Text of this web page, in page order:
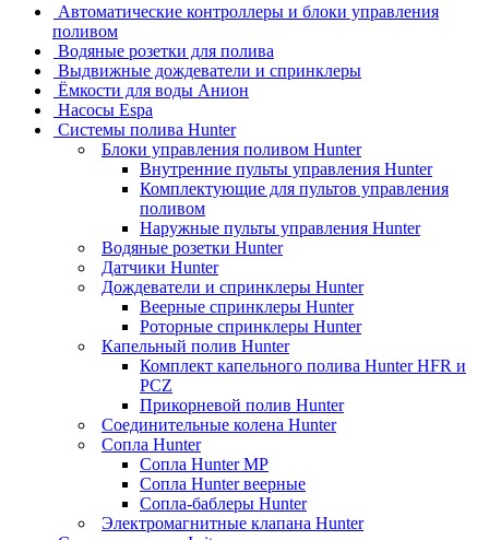
Автоматические контроллеры и блоки управления
поливом
Водяные розетки для полива
Выдвижные дождеватели и спринклеры
Ёмкости для воды Анион
Насосы Espa
Системы полива Hunter
Блоки управления поливом Hunter
Внутренние пульты управления Hunter
Комплектующие для пультов управления
поливом
Наружные пульты управления Hunter
Водяные розетки Hunter
Датчики Hunter
Дождеватели и спринклеры Hunter
Веерные спринклеры Hunter
Роторные спринклеры Hunter
Капельный полив Hunter
Комплект капельного полива Hunter HFR и
PCZ
Прикорневой полив Hunter
Соединительные колена Hunter
Сопла Hunter
Сопла Hunter MP
Сопла Hunter веерные
Сопла-баблеры Hunter
Электромагнитные клапана Hunter